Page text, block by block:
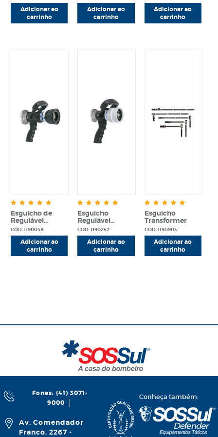
Adicionar ao
carrinho
Adicionar ao
carrinho
BGH125
Adicionar ao
carrinho
Esguicho de
Regulável
Quadrafog
FQS125
CÓD. 1190048
Adicionar ao
carrinho
Esguicho
Regulável
Bubble Cup
CÓD. 1190257
Adicionar ao
carrinho
Esguicho
Transformer
CÓD. 1190903
Adicionar ao
carrinho
Fones: (41) 3071-
9000
Av. Comendador
Franco, 2267 -
Conheça também: